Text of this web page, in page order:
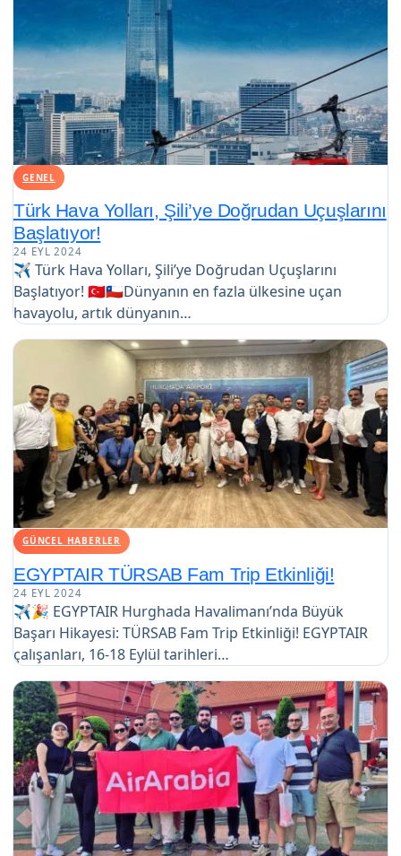
GENEL
Türk Hava Yolları, Şili’ye Doğrudan Uçuşlarını
Başlatıyor!
24 EYL 2024
✈️ Türk Hava Yolları, Şili’ye Doğrudan Uçuşlarını
Başlatıyor! 🇹🇷🇨🇱Dünyanın en fazla ülkesine uçan
havayolu, artık dünyanın…
GÜNCEL HABERLER
EGYPTAIR TÜRSAB Fam Trip Etkinliği!
24 EYL 2024
✈️🎉 EGYPTAIR Hurghada Havalimanı’nda Büyük
Başarı Hikayesi: TÜRSAB Fam Trip Etkinliği! EGYPTAIR
çalışanları, 16-18 Eylül tarihleri…